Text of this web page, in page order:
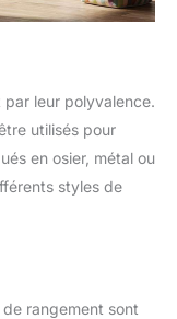
leur polyvalence.
utilisés pour
en osier, métal ou
styles de
rangement sont